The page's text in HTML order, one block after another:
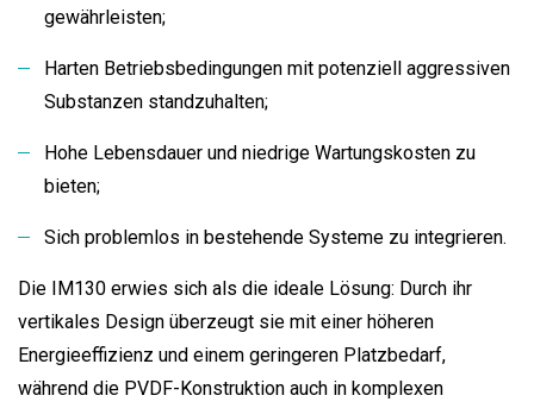
gewährleisten;
Harten Betriebsbedingungen mit potenziell aggressiven
Substanzen standzuhalten;
Hohe Lebensdauer und niedrige Wartungskosten zu
bieten;
Sich problemlos in bestehende Systeme zu integrieren.
Die IM130 erwies sich als die ideale Lösung: Durch ihr
vertikales Design überzeugt sie mit einer höheren
Energieeffizienz und einem geringeren Platzbedarf,
während die PVDF-Konstruktion auch in komplexen